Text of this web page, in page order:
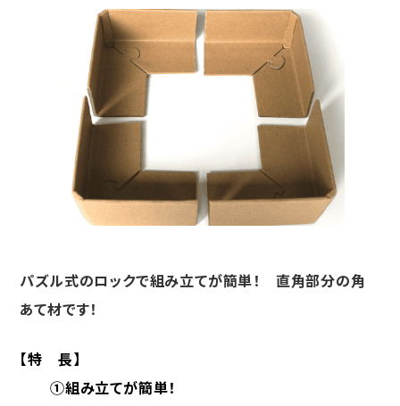
パズル式のロックで組み立てが簡単！ 直角部分の角
あて材です！
【特 長】
①組み立てが簡単！